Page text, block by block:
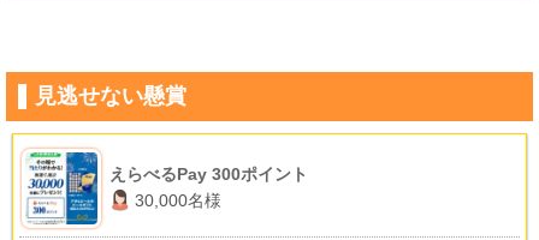
見逃せない懸賞
えらべるPay 300ポイント
30,000名様